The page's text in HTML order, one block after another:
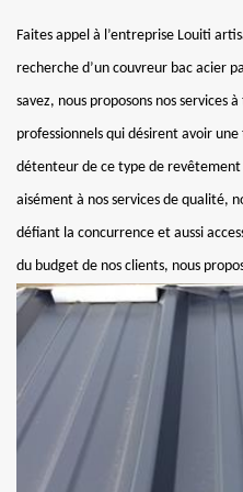
Faites appel à l’entreprise Louiti
recherche d’un couvreur bac acier
savez, nous proposons nos services
professionnels qui désirent avoir
détenteur de ce type de
aisément à nos services de qualité,
défiant la concurrence et aussi
du budget de nos clients, nous